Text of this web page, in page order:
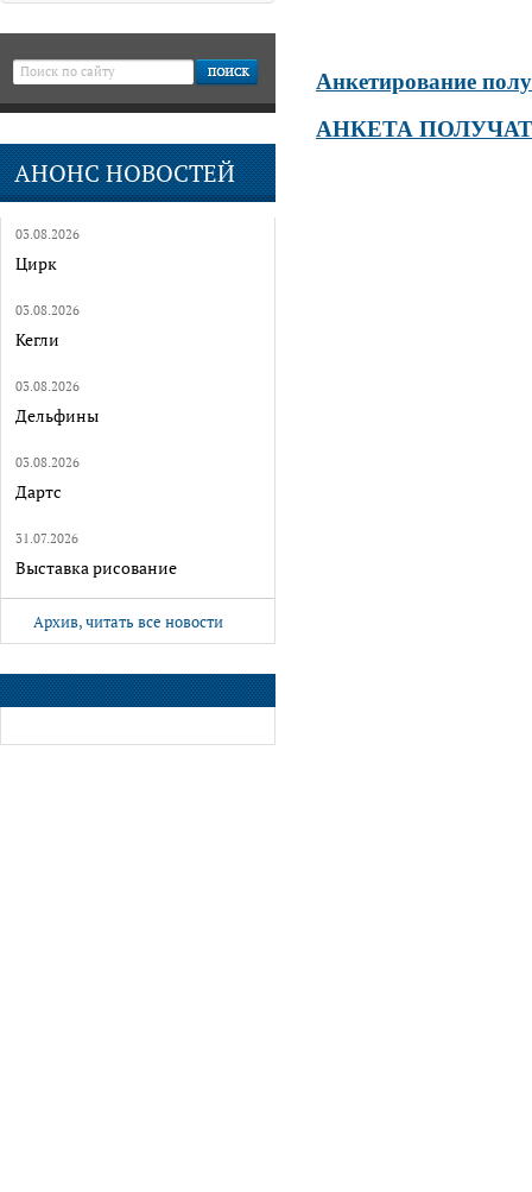
АНОНС НОВОСТЕЙ
03.08.2026
Цирк
03.08.2026
Кегли
03.08.2026
Дельфины
03.08.2026
Дартс
31.07.2026
Выставка рисование
Архив, читать все новости
Анкетирование
АНКЕТА